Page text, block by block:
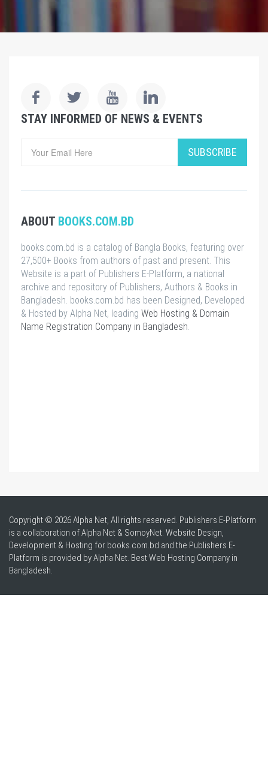
STAY INFORMED OF NEWS & EVENTS
SUBSCRIBE
ABOUT BOOKS.COM.BD
books.com.bd is a catalog of Bangla Books, featuring over
27,500+ Books from authors of past and present. This
Website is a part of Publishers E-Platform, a national
archive and repository of Publishers, Authors & Books in
Bangladesh. books.com.bd has been Designed, Developed
& Hosted by Alpha Net, leading Web Hosting & Domain
Name Registration Company in Bangladesh
Copyright © 2026 Alpha Net, All rights reserved. Publishers E-Platform
is a collaboration of Alpha Net & SomoyNet. Website Design,
Development & Hosting for books.com.bd and the Publishers E-
Platform is provided by Alpha Net. BestWeb Hosting Company in
Bangladesh.